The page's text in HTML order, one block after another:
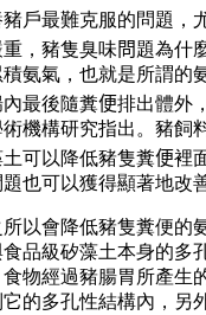
戶最難克服的問題，
，豬隻臭味問題為什
氨氣，也就是所謂的
最後隨糞便排出體外
機構研究指出。豬飼
可以降低豬隻糞便裡
也可以獲得顯著地改善
以會降低豬隻糞便的
品級矽藻土本身的多
物經過豬腸胃所產生
的多孔性結構內，另